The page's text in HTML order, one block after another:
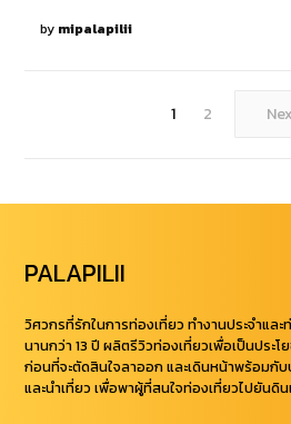
by mipalapilii
1 2
PALAPILII
วิศวกรที่รักในการท่องเที่ยว ทำงานประจำแล
นานกว่า 13 ปี ผลิตรีวิวท่องเที่ยวเพื่อเป็นประ
ก่อนที่จะตัดสินใจลาออก และเดินหน้าพร้อมกั
และนำเที่ยว เพื่อพาผู้ที่สนใจท่องเที่ยวไปยันดิ